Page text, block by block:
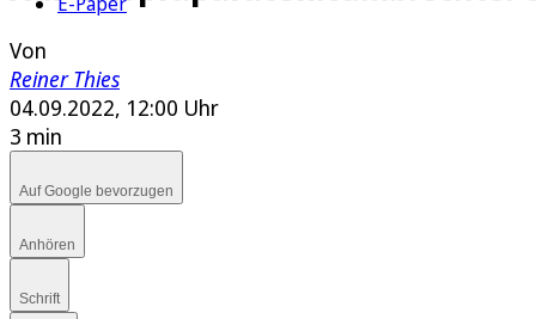
Von
Reiner Thies
04.09.2022, 12:00 Uhr
3 min
Auf Google bevorzugen
Anhören
Schrift